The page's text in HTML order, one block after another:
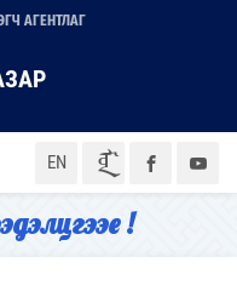
АГЕНТЛАГ
EN ᠮᠣᠨ
!